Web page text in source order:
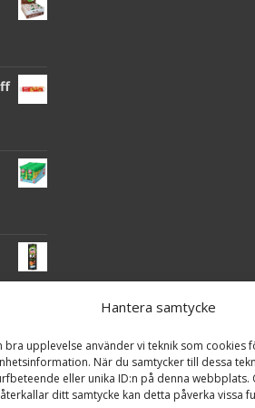
Hantera samtycke
bra upplevelse använder vi teknik som cookies
När du samtycker till dessa
eller unika ID:n på denna webbplats.
ditt samtycke kan detta påverka vissa